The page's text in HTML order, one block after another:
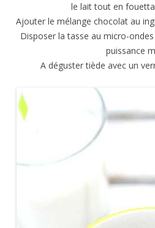
le lait tout en
Ajouter le mélange chocolat au
Disposer la tasse au micro-
puissance
A déguster tiède avec un